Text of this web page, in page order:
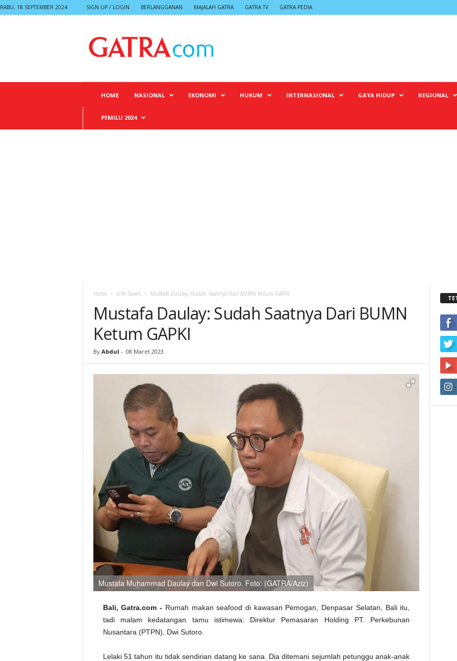
RABU, 18 SEPTEMBER 2024 SIGN UP / LOGIN BERLANGGANAN MAJALAH GATRA GATRA TV GATRA PEDIA
HOME NASIONAL EKONOMI HUKUM INTERNASIONAL GAYA HIDUP REGIONAL
PEMILU 2024
Home Info Sawit Mustafa Daulay: Sudah Saatnya Dari BUMN Ketum GAPKI
Mustafa Daulay: Sudah Saatnya Dari BUMN
Ketum GAPKI
By Abdul - 08 Maret 2023
Mustafa Muhammad Daulay dan Dwi Sutoro. Foto: (GATRA/Aziz)
Bali, Gatra.com - Rumah makan seafood di kawasan Pemogan, Denpasar Selatan, Bali itu,
tadi malam kedatangan tamu istimewa: Direktur Pemasaran Holding PT. Perkebunan
Nusantara (PTPN), Dwi Sutoro.
Lelaki 51 tahun itu tidak sendirian datang ke sana. Dia ditemani sejumlah petunggu anak-anak